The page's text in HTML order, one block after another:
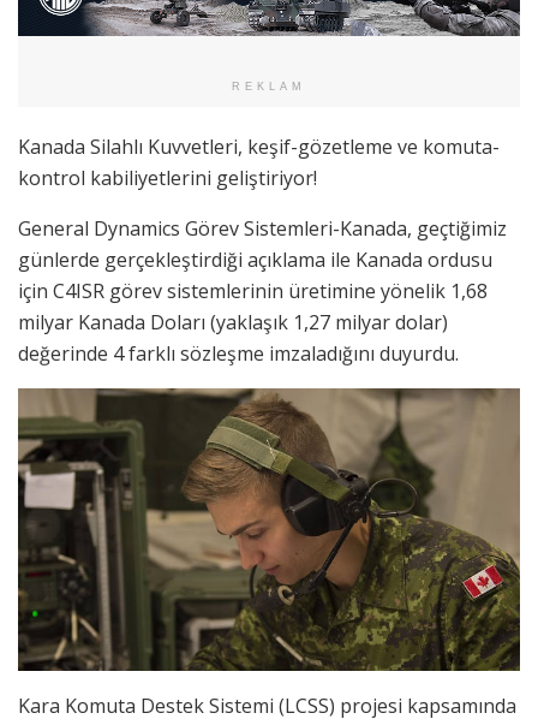
REKLAM
Kanada Silahlı Kuvvetleri, keşif-gözetleme ve komuta-
kontrol kabiliyetlerini geliştiriyor!
General Dynamics Görev Sistemleri-Kanada, geçtiğimiz
günlerde gerçekleştirdiği açıklama ile Kanada ordusu
için C4ISR görev sistemlerinin üretimine yönelik 1,68
milyar Kanada Doları (yaklaşık 1,27 milyar dolar)
değerinde 4 farklı sözleşme imzaladığını duyurdu.
Kara Komuta Destek Sistemi (LCSS) projesi kapsamında